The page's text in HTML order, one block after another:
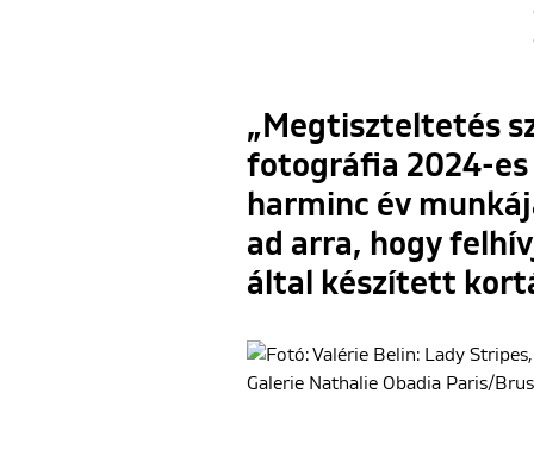
„Megtiszteltetés
fotográfia 2024-
harminc év
ad arra, hogy
által készített